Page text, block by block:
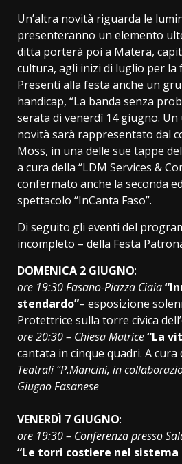
Un’altra novità riguarda le
presenteranno un elemento
ditta porterà poi a Matera,
cultura, agli inizi di luglio per la
Presenti alla festa anche un
handicap, “La banda senza
serata di venerdì 14 giugno.
novità sarà rappresentato dal
Moss, in una delle sue tappe
a cura della “LDM Services &
confermato anche la seconda
spettacolo “InCanta Faso”.
Di seguito gli eventi del
incompleto – della Festa
DOMENICA 2 GIUGNO:
ore 19:30 Fasano-Piazza Ciaia
stendardo”– esposizione
Protettrice sulla torre civica
ore 20:30 – Chiesa Matrice“La
cantata in cinque quadri. A cura
Teatrali “P.Mancini, in
Giugno Fasanese
VENERDÌ 7 GIUGNO:
ore 19:30 – Conferenza presso
“Le torri costiere nel sistema